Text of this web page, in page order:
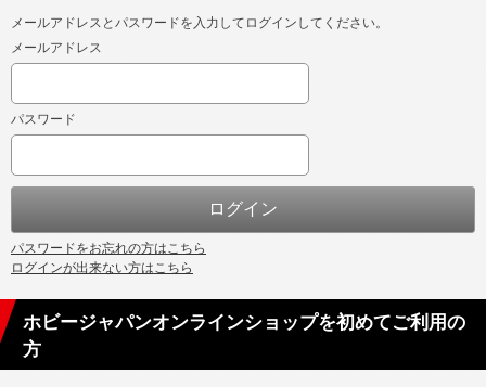
メールアドレスとパスワードを入力してログインしてください。
メールアドレス
パスワード
パスワードをお忘れの方はこちら
ログインが出来ない方はこちら
ホビージャパンオンラインショップを初めてご利用の
方